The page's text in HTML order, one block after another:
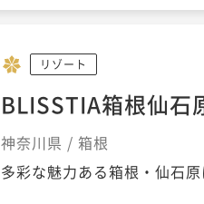
リゾート
BLISSTIA箱根仙石
神奈川県 / 箱根
多彩な魅力ある箱根・仙石